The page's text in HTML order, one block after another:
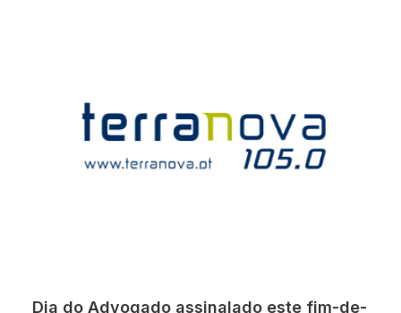
Dia do Advogado assinalado este fim-de-